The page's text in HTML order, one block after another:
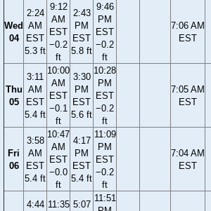
Wed
04
2:24
AM
EST
5.3 ft
9:12
AM
EST
−0.2
ft
2:43
PM
EST
5.8 ft
9:46
PM
EST
−0.2
ft
7:06 AM
EST
Thu
05
3:11
AM
EST
5.4 ft
10:00
AM
EST
−0.1
ft
3:30
PM
EST
5.6 ft
10:28
PM
EST
−0.2
ft
7:05 AM
EST
Fri
06
3:58
AM
EST
5.4 ft
10:47
AM
EST
−0.0
ft
4:17
PM
EST
5.4 ft
11:09
PM
EST
−0.2
ft
7:04 AM
EST
4:44 11:35 5:07
11:51